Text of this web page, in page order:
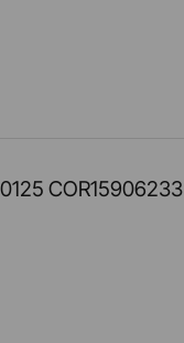
COR15906233